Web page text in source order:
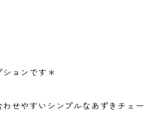
ョンです＊
せやすいシンプルなあずきチェー